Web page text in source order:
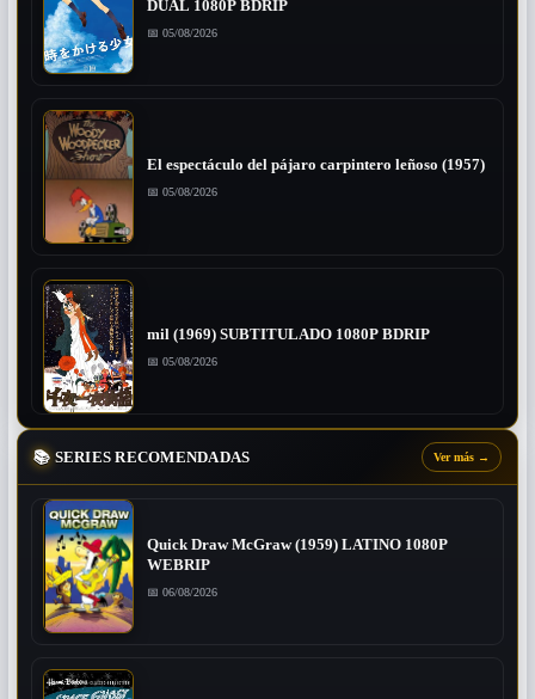
DUAL 1080P BDRIP
📅 05/08/2026
El espectáculo del pájaro carpintero leñoso (1957)
📅 05/08/2026
mil (1969) SUBTITULADO 1080P BDRIP
📅 05/08/2026
📚 SERIES RECOMENDADAS Ver más →
Quick Draw McGraw (1959) LATINO 1080P
WEBRIP
📅 06/08/2026